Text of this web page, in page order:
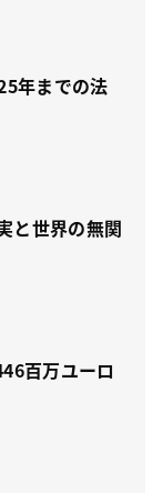
年までの法
と世界の無関
百万ユーロ